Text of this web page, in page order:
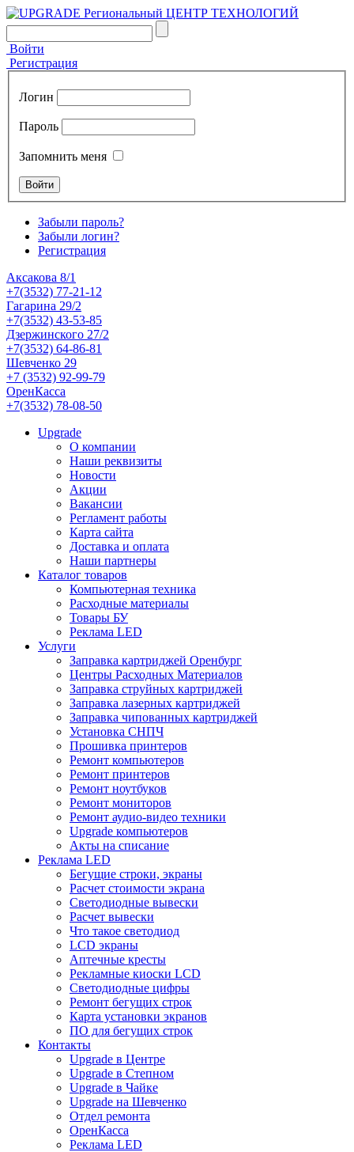
Войти
Регистрация
Логин
Пароль
Запомнить меня
Забыли пароль?
Забыли логин?
Регистрация
Аксакова 8/1
+7(3532) 77-21-12
Гагарина 29/2
+7(3532) 43-53-85
Дзержинского 27/2
+7(3532) 64-86-81
Шевченко 29
+7 (3532) 92-99-79
ОренКасса
+7(3532) 78-08-50
Upgrade
О компании
Наши реквизиты
Новости
Акции
Вакансии
Регламент работы
Карта сайта
Доставка и оплата
Наши партнеры
Каталог товаров
Компьютерная техника
Расходные материалы
Товары БУ
Реклама LED
Услуги
Заправка картриджей Оренбург
Центры Расходных Материалов
Заправка струйных картриджей
Заправка лазерных картриджей
Заправка чипованных картриджей
Установка СНПЧ
Прошивка принтеров
Ремонт компьютеров
Ремонт принтеров
Ремонт ноутбуков
Ремонт мониторов
Ремонт аудио-видео техники
Upgrade компьютеров
Акты на списание
Реклама LED
Бегущие строки, экраны
Расчет стоимости экрана
Светодиодные вывески
Расчет вывески
Что такое светодиод
LCD экраны
Аптечные кресты
Рекламные киоски LCD
Светодиодные цифры
Ремонт бегущих строк
Карта установки экранов
ПО для бегущих строк
Контакты
Upgrade в Центре
Upgrade в Степном
Upgrade в Чайке
Upgrade на Шевченко
Отдел ремонта
ОренКасса
Реклама LED